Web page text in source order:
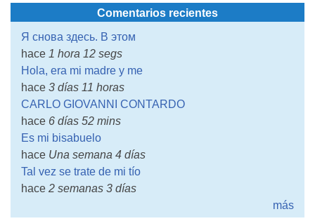
Comentarios recientes
Я снова здесь. В этом
hace 1 hora 12 segs
Hola, era mi madre y me
hace 3 días 11 horas
CARLO GIOVANNI CONTARDO
hace 6 días 52 mins
Es mi bisabuelo
hace Una semana 4 días
Tal vez se trate de mi tío
hace 2 semanas 3 días
más